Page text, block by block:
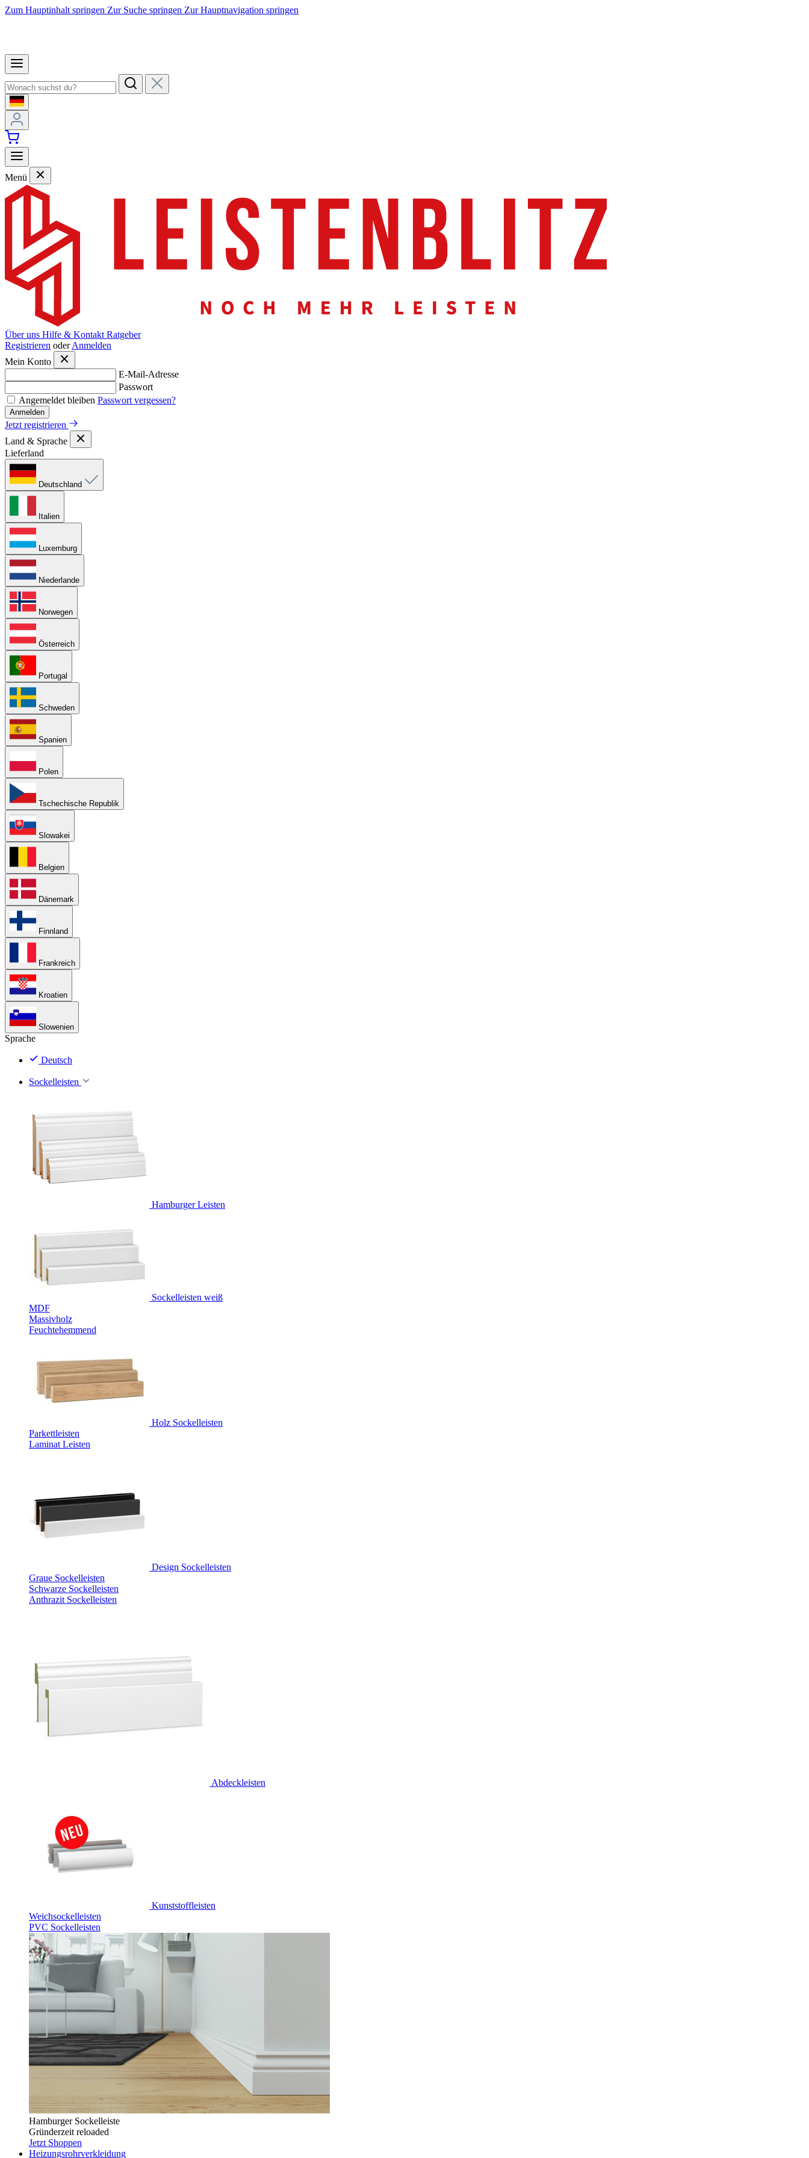
Zum Hauptinhalt springen Zur Suche springen Zur Hauptnavigation springen
Menü
Über uns Hilfe & Kontakt Ratgeber
Registrieren oder Anmelden
Mein Konto
E-Mail-Adresse
Passwort
Angemeldet bleiben Passwort vergessen?
Anmelden
Jetzt registrieren
Land & Sprache
Lieferland
Deutschland
Italien
Luxemburg
Niederlande
Norwegen
Österreich
Portugal
Schweden
Spanien
Polen
Tschechische Republik
Slowakei
Belgien
Dänemark
Finnland
Frankreich
Kroatien
Slowenien
Sprache
Deutsch
Sockelleisten
Hamburger Leisten
Sockelleisten weiß
MDF
Massivholz
Feuchtehemmend
Holz Sockelleisten
Parkettleisten
Laminat Leisten
Design Sockelleisten
Graue Sockelleisten
Schwarze Sockelleisten
Anthrazit Sockelleisten
Abdeckleisten
Kunststoffleisten
Weichsockelleisten
PVC Sockelleisten
Hamburger Sockelleiste
Gründerzeit reloaded
Jetzt Shoppen
Heizungsrohrverkleidung